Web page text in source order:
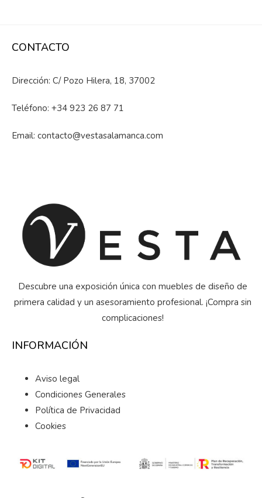
CONTACTO
Dirección: C/ Pozo Hilera, 18, 37002
Teléfono: +34 923 26 87 71
Email: contacto@vestasalamanca.com
Descubre una exposición única con muebles de diseño de
primera calidad y un asesoramiento profesional. ¡Compra sin
complicaciones!
INFORMACIÓN
Aviso legal
Condiciones Generales
Política de Privacidad
Cookies